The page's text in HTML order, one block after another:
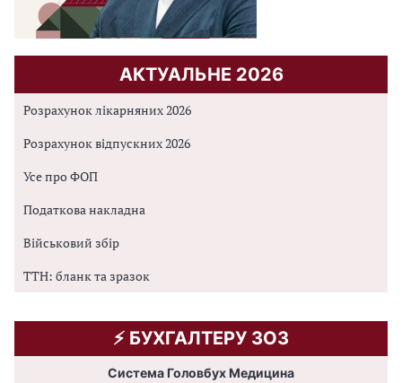
АКТУАЛЬНЕ 2026
Розрахунок лікарняних 2026
Розрахунок відпускних 2026
Усе про ФОП
Податкова накладна
Військовий збір
ТТН: бланк та зразок
⚡️ БУХГАЛТЕРУ ЗОЗ
Система Головбух Медицина